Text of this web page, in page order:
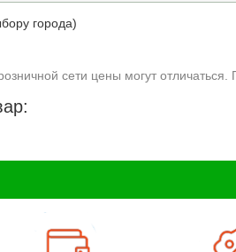
города)
сети цены могут отличаться.